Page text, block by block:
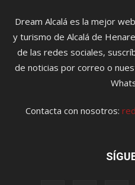
Dream Alcalá es la mejor
y turismo de Alcalá de
de las redes sociales,
de noticias por correo o
Contacta con nosotros: